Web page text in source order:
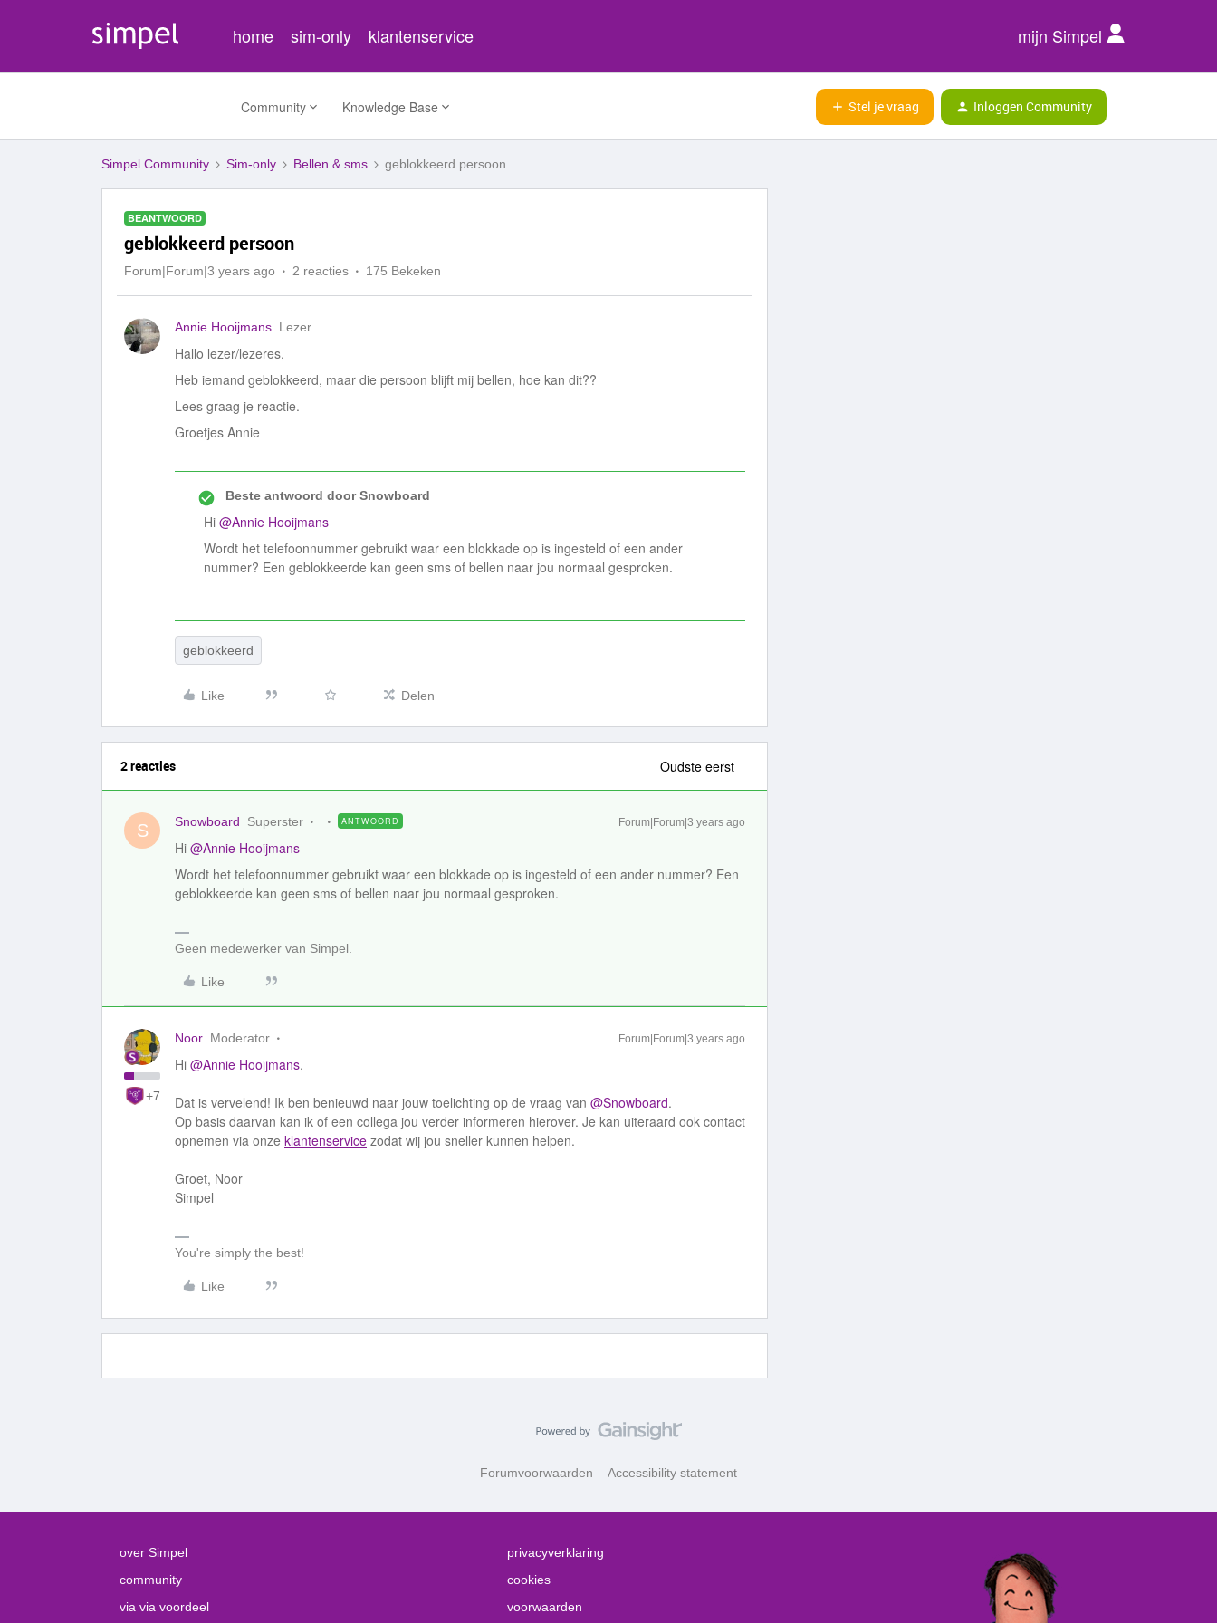
home sim-only klantenservice mijn Simpel
Community Knowledge Base Stel je vraag Inloggen Community
Simpel Community Sim-only Bellen & sms geblokkeerd persoon
BEANTWOORD
geblokkeerd persoon
Forum|Forum|3 years ago 2 reacties 175 Bekeken
Annie Hooijmans Lezer
Hallo lezer/lezeres,
Heb iemand geblokkeerd, maar die persoon blijft mij bellen, hoe kan dit??
Lees graag je reactie.
Groetjes Annie
Beste antwoord doorSnowboard
Hi @Annie Hooijmans
Wordt het telefoonnummer gebruikt waar een blokkade op is ingesteld of een ander
nummer? Een geblokkeerde kan geen sms of bellen naar jou normaal gesproken.
geblokkeerd
Like Delen
2 reacties Oudste eerst
S Snowboard Superster ANTWOORD Forum|Forum|3 years ago
Hi @Annie Hooijmans
Wordt het telefoonnummer gebruikt waar een blokkade op is ingesteld of een ander nummer? Een
geblokkeerde kan geen sms of bellen naar jou normaal gesproken.
Geen medewerker van Simpel.
Like
+7
Noor Moderator Forum|Forum|3 years ago
Hi @Annie Hooijmans,
Dat is vervelend! Ik ben benieuwd naar jouw toelichting op de vraag van @Snowboard.
Op basis daarvan kan ik of een collega jou verder informeren hierover. Je kan uiteraard ook contact
opnemen via onze klantenservice zodat wij jou sneller kunnen helpen.
Groet, Noor
Simpel
You're simply the best!
Like
Forumvoorwaarden Accessibility statement
over Simpel
community
via via voordeel
privacyverklaring
cookies
voorwaarden